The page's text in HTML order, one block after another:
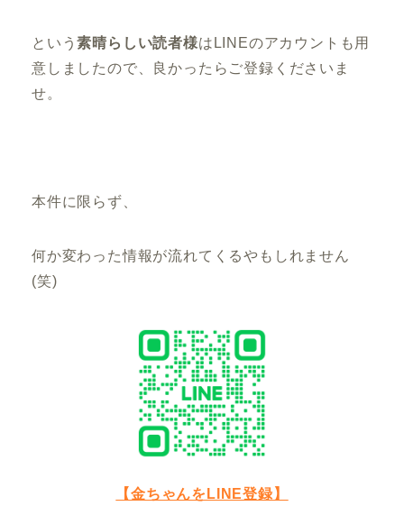
という素晴らしい読者様はLINEのアカウントも用
意しましたので、良かったらご登録くださいま
せ。
本件に限らず、
何か変わった情報が流れてくるやもしれません
(笑)
【金ちゃんをLINE登録】